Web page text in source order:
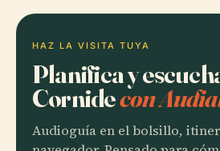
HAZ LA VISITA TUYA
Planifica y
Cornidecon
Audioguía en el bolsillo,